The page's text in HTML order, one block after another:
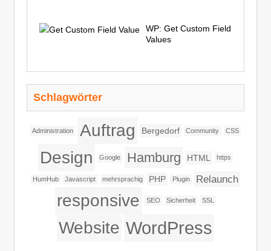
WP: Get Custom Field
Values
Schlagwörter
Administration Auftrag Bergedorf Community CSS
Design Google Hamburg HTML https
HumHub Javascript mehrsprachig PHP Plugin Relaunch
responsive SEO Sicherheit SSL
Website WordPress